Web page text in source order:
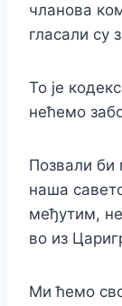
чланова
гласали су
То је
нећемо
Позвали би
наша
међутим,
во из
Ми ћемо